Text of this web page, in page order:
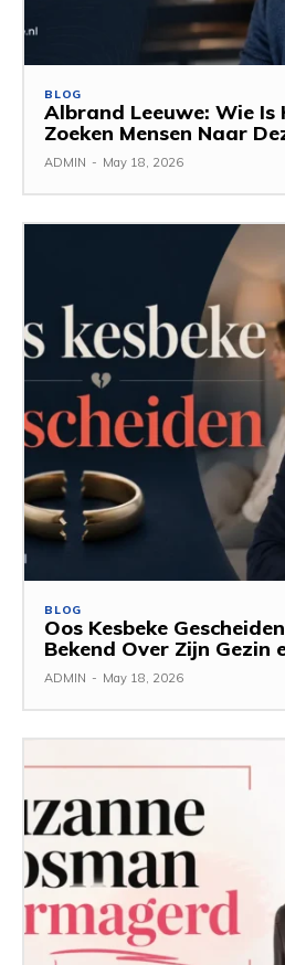
BLOG
Albrand Leeuwe: Wie Is
Zoeken Mensen Naar
ADMIN - May 18, 2026
BLOG
Oos Kesbeke
Bekend Over Zijn Gezin
ADMIN - May 18, 2026